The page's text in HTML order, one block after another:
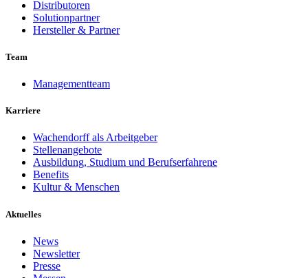
Distributoren
Solutionpartner
Hersteller & Partner
Team
Managementteam
Karriere
Wachendorff als Arbeitgeber
Stellenangebote
Ausbildung, Studium und Berufserfahrene
Benefits
Kultur & Menschen
Aktuelles
News
Newsletter
Presse